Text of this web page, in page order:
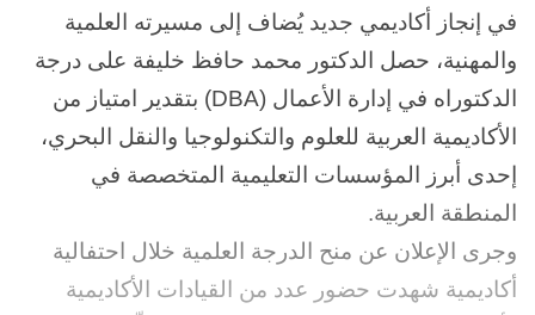
في إنجاز أكاديمي جديد يُضاف إلى مسيرته العلمية
والمهنية، حصل الدكتور محمد حافظ خليفة على درجة
الدكتوراه في إدارة الأعمال (DBA) بتقدير امتياز من
الأكاديمية العربية للعلوم والتكنولوجيا والنقل البحري،
إحدى أبرز المؤسسات التعليمية المتخصصة في
المنطقة العربية.
وجرى الإعلان عن منح الدرجة العلمية خلال احتفالية
أكاديمية شهدت حضور عدد من القيادات الأكاديمية